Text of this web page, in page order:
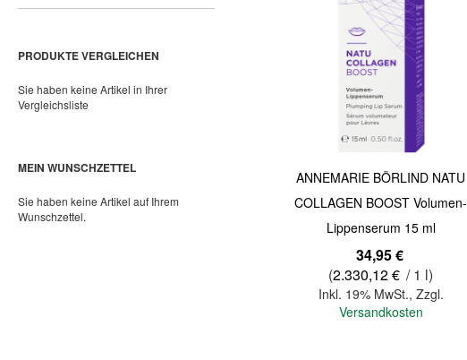
ANNEMARIE BÖRLIND NATU
COLLAGEN BOOST Volumen-
Lippenserum 15 ml
34,95 €
(2.330,12 € / 1 l)
Inkl. 19% MwSt., Zzgl.
Versandkosten
PRODUKTE VERGLEICHEN
Sie haben keine Artikel in Ihrer
Vergleichsliste
MEIN WUNSCHZETTEL
Sie haben keine Artikel auf Ihrem
Wunschzettel.